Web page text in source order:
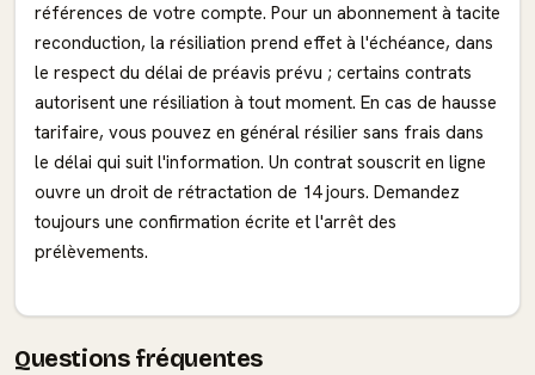
références de votre compte. Pour un abonnement à tacite
reconduction, la résiliation prend effet à l'échéance, dans
le respect du délai de préavis prévu ; certains contrats
autorisent une résiliation à tout moment. En cas de hausse
tarifaire, vous pouvez en général résilier sans frais dans
le délai qui suit l'information. Un contrat souscrit en ligne
ouvre un droit de rétractation de 14 jours. Demandez
toujours une confirmation écrite et l'arrêt des
prélèvements.
Questions fréquentes